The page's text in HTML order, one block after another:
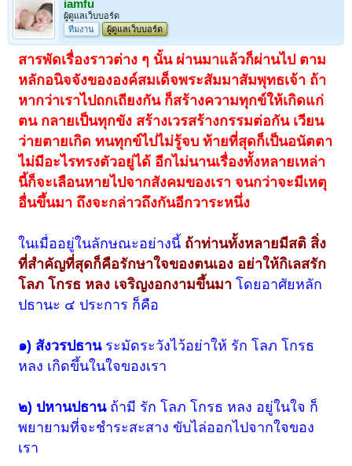
iamfu
ผู้ดูแลเว็บบอร์ด
ทีมงาน
ผู้ดูแลเว็บบอร์ด
สารพัดเรื่องราวต่าง ๆ นั้น ผ่านมาแล้วก็ผ่านไป ตาม
หลักอนิจจังขององค์สมเด็จพระสัมมาสัมพุทธเจ้า ถ้า
หากว่าเราไปถกเถียงกัน ก็สร้างความทุกข์ให้เกิดแก่
ตน กลายเป็นทุกขัง สร้างเวรสร้างกรรมต่อกัน เวียน
ว่ายตายเกิด ทนทุกข์ไปไม่รู้จบ ท้ายที่สุดก็เป็นอนัตตา
ไม่มีอะไรทรงตัวอยู่ได้ อีกไม่นานเรื่องทั้งหลายเหล่า
นี้ก็จะเลือนหายไปจากสังคมของเรา จนกว่าจะมีเหตุ
อื่นขึ้นมา ถึงจะกล่าวถึงกันอีกวาระหนึ่ง
ในเมื่ออยู่ในลักษณะอย่างนี้ ถ้าท่านทั้งหลายมีสติ สิ่ง
ที่สำคัญที่สุดก็คือรักษาใจของตนเอง อย่าให้กิเลสรัก
โลภ โกรธ หลง เจริญงอกงามขึ้นมา โดยอาศัยหลัก
ปธานะ ๔ ประการ ก็คือ
๑) สังวรปธานระมัดระวังไว้อย่าให้ รัก โลภ โกรธ
หลง เกิดขึ้นในใจของเรา
๒) ปหานปธานถ้ามี รัก โลภ โกรธ หลง อยู่ในใจ ก็
พยายามที่จะชำระสะสาง ขับไล่ออกไปจากใจของ
เรา